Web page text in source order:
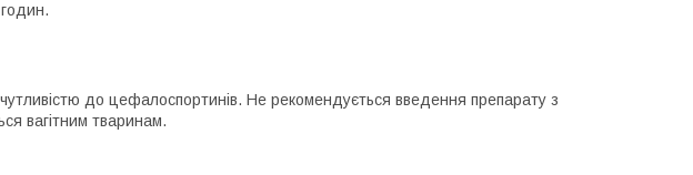
до цефалоспортинів. Не рекомендується введення препарату з
вагітним тваринам.